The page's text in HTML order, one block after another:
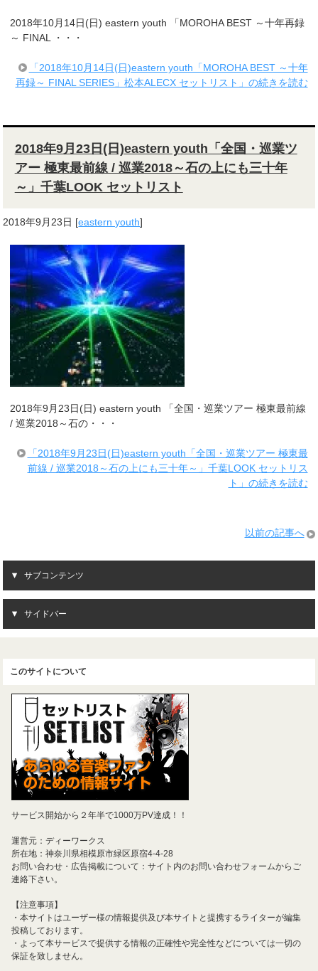
2018年10月14日(日) eastern youth 「MOROHA BEST ～十年再録
～ FINAL ・・・
「2018年10月14日(日)eastern youth「MOROHA BEST ～十年
再録～ FINAL SERIES」松本ALECX セットリスト」の続きを読む
2018年9月23日(日)eastern youth「全国・巡業ツ
アー 極東最前線 / 巡業2018～石の上にも三十年
～」千葉LOOK セットリスト
2018年9月23日 [eastern youth]
2018年9月23日(日) eastern youth 「全国・巡業ツアー 極東最前線
/ 巡業2018～石の・・・
「2018年9月23日(日)eastern youth「全国・巡業ツアー 極東最
前線 / 巡業2018～石の上にも三十年～」千葉LOOK セットリス
ト」の続きを読む
以前の記事へ
サブコンテンツ
サイドバー
このサイトについて
サービス開始から２年半で1000万PV達成！！
運営元：ディーワークス
所在地：神奈川県相模原市緑区原宿4-4-28
お問い合わせ・広告掲載について：サイト内のお問い合わせフォームからご
連絡下さい。
【注意事項】
・本サイトはユーザー様の情報提供及び本サイトと提携するライターが編集
投稿しております。
・よって本サービスで提供する情報の正確性や完全性などについては一切の
保証を致しません。